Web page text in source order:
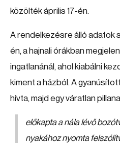
közölték április 17-én.
A rendelkezésre álló adatok
én, a hajnali órákban
ingatlanánál, ahol kiabálni
kiment a házból. A
hívta, majd egy váratlan
előkapta a nála lévő
nyakához nyomta